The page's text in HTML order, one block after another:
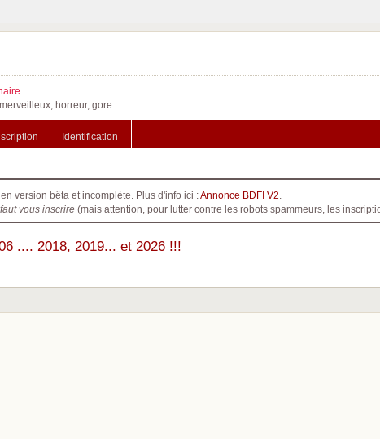
horreur, gore.
Identification
version bêta et incomplète. Plus d'info ici :Annonce BDFI V2
vous inscrire (mais attention, pour lutter contre les robots spammeurs, les
.... 2018, 2019... et 2026 !!!